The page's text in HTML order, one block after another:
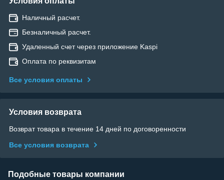
Наличный расчет.
Безналичный расчет.
Удаленный счет через приложение Kaspi
Оплата по реквизитам
Все условия оплаты
Условия возврата
Возврат товара в течение 14 дней по договоренности
Все условия возврата
Подобные товары компании